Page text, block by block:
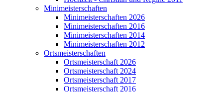
Minimeisterschaften
Minimeisterschaften 2026
Minimeisterschaften 2016
Minimeisterschaften 2014
Minimeisterschaften 2012
Ortsmeisterschaften
Ortsmeisterschaft 2026
Ortsmeisterschaft 2024
Ortsmeisterschaft 2017
Ortsmeisterschaft 2016